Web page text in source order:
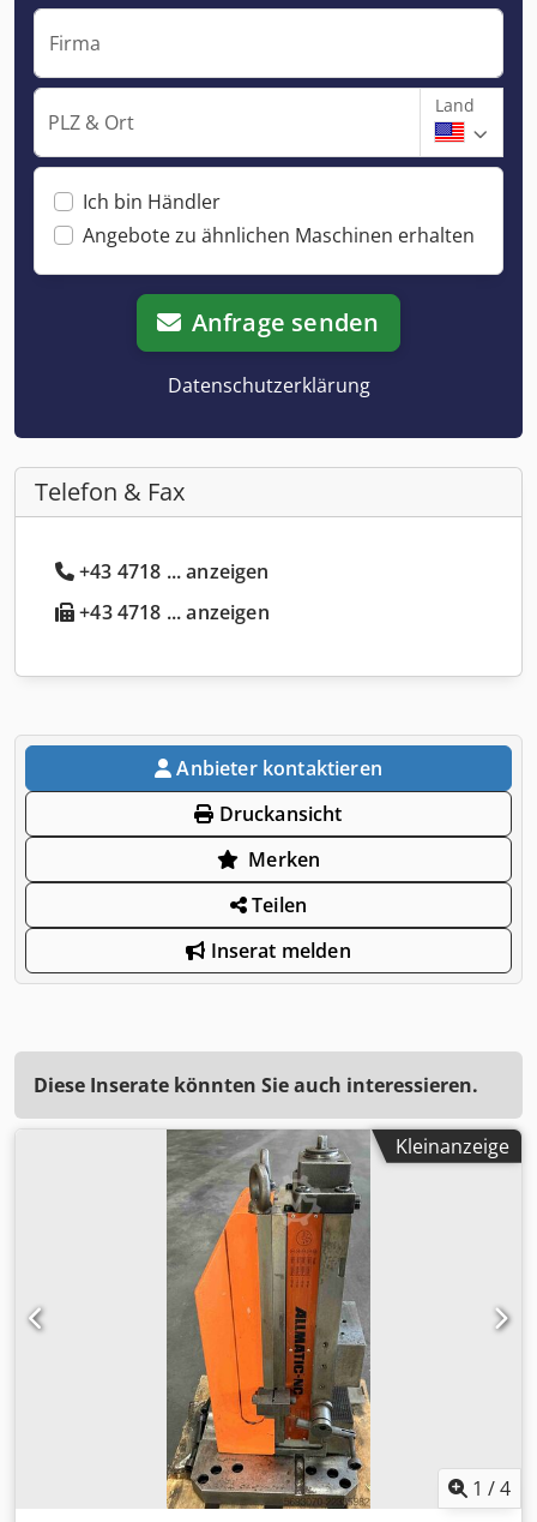
Firma
PLZ & Ort
Land
Ich bin Händler
Angebote zu ähnlichen Maschinen erhalten
Anfrage senden
Datenschutzerklärung
Telefon & Fax
+43 4718 ... anzeigen
+43 4718 ... anzeigen
Anbieter kontaktieren
Druckansicht
Merken
Teilen
Inserat melden
Diese Inserate könnten Sie auch interessieren.
Kleinanzeige
1 /4